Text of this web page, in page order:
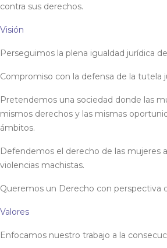
contra sus derechos.
Visión
Perseguimos la plena igualdad jurídica
Compromiso con la defensa de la tutela
Pretendemos una sociedad donde las
mismos derechos y las mismas
ámbitos.
Defendemos el derecho de las mujeres
violencias machistas.
Queremos un Derecho con perspectiva
Valores
Enfocamos nuestro trabajo a la